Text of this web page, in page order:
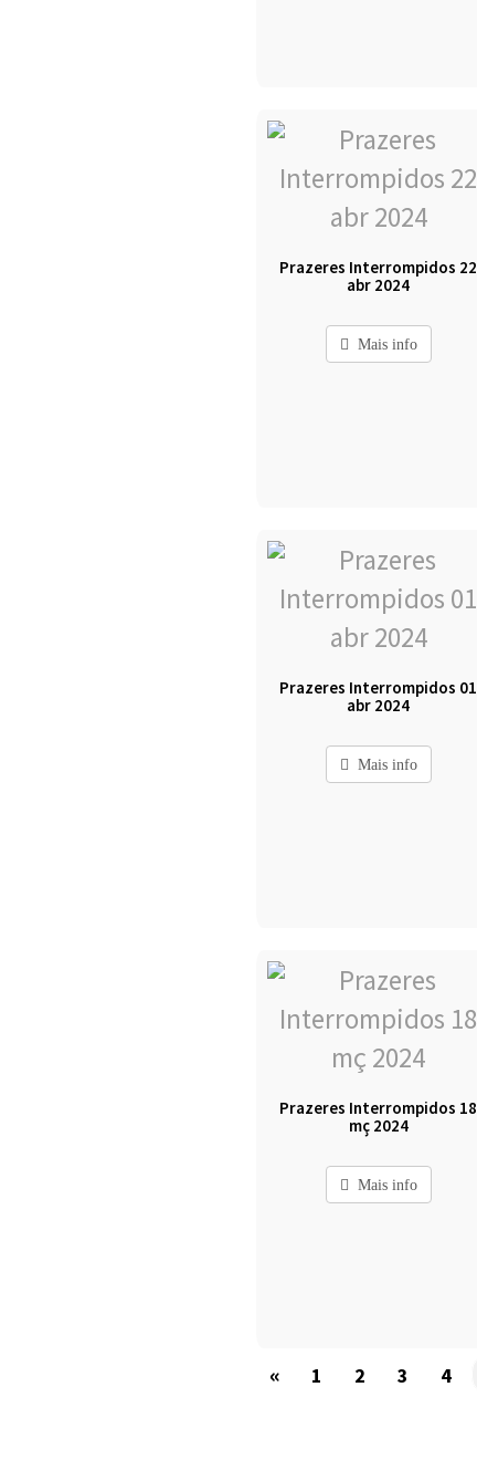
Prazeres Interrompidos 22
abr 2024
Mais info
Prazeres Interrompidos 01
abr 2024
Mais info
Prazeres Interrompidos 18
mç 2024
Mais info
« 1 2 3 4